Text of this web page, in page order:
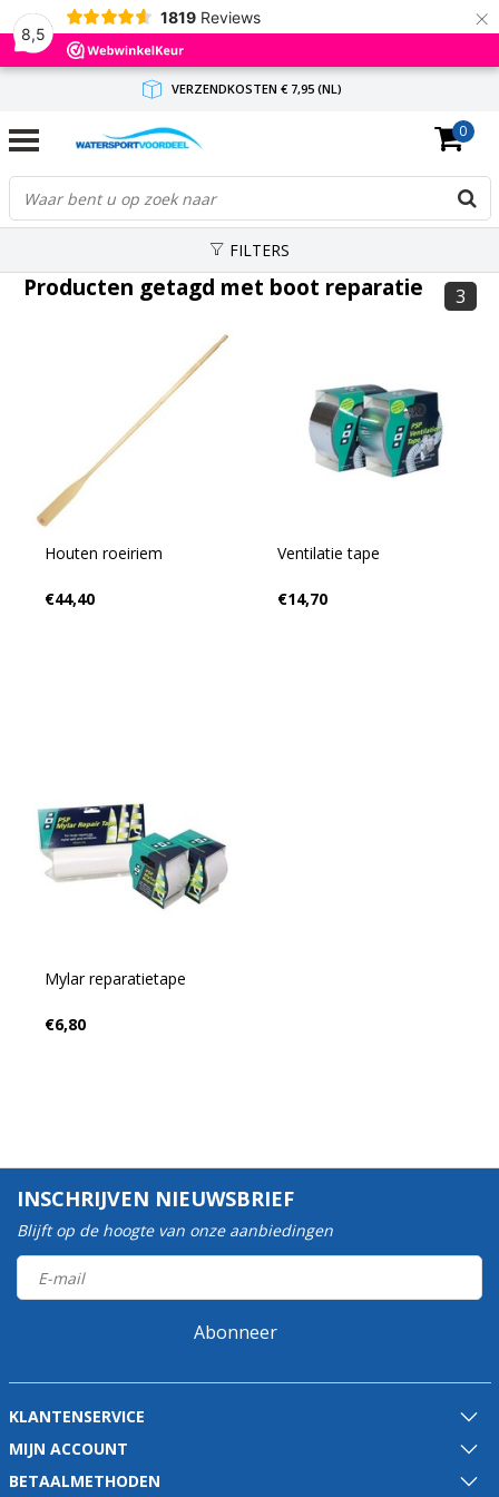
8,5
1819 Reviews ×
VERZENDKOSTEN € 7,95 (NL)
GRATIS VERZENDING(NL) VANAF € 65,-
BINNEN 1-3 WERKDAGEN ANTWOORD
0
FILTERS
Producten getagd met boot reparatie 3
Houten roeiriem
€44,40
Ventilatie tape
€14,70
Mylar reparatietape
€6,80
INSCHRIJVEN NIEUWSBRIEF
Blijft op de hoogte van onze aanbiedingen
Abonneer
KLANTENSERVICE
MIJN ACCOUNT
BETAALMETHODEN